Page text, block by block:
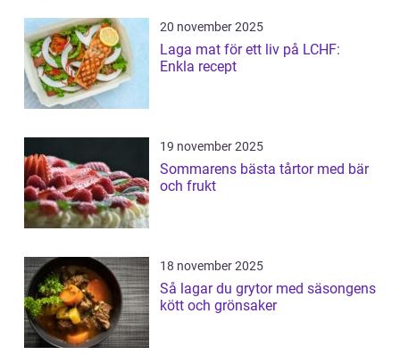
20 november 2025
Laga mat för ett liv på LCHF:
Enkla recept
19 november 2025
Sommarens bästa tårtor med bär
och frukt
18 november 2025
Så lagar du grytor med säsongens
kött och grönsaker